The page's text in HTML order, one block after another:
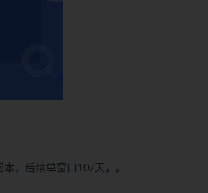
，后续单窗口10/天，。